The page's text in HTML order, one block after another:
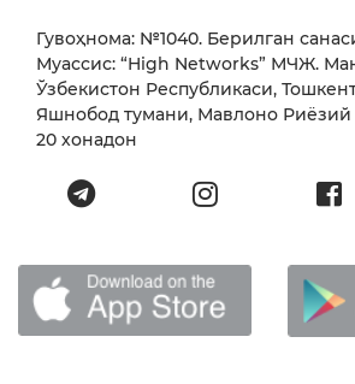
Гувоҳнома: №1040. Берилган
Муассис: “High Networks” МЧЖ.
Ўзбекистон Республикаси,
Яшнобод тумани, Мавлоно Риёзий
20 хонадон